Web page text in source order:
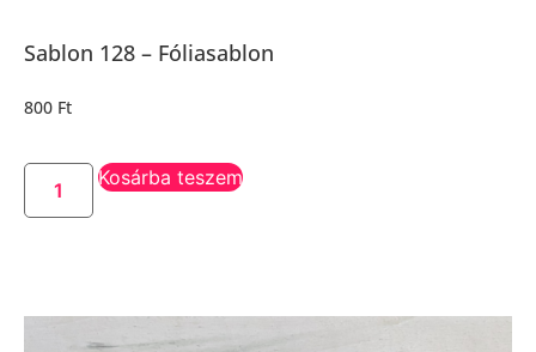
Sablon 128 – Fóliasablon
800 Ft
Kosárba teszem